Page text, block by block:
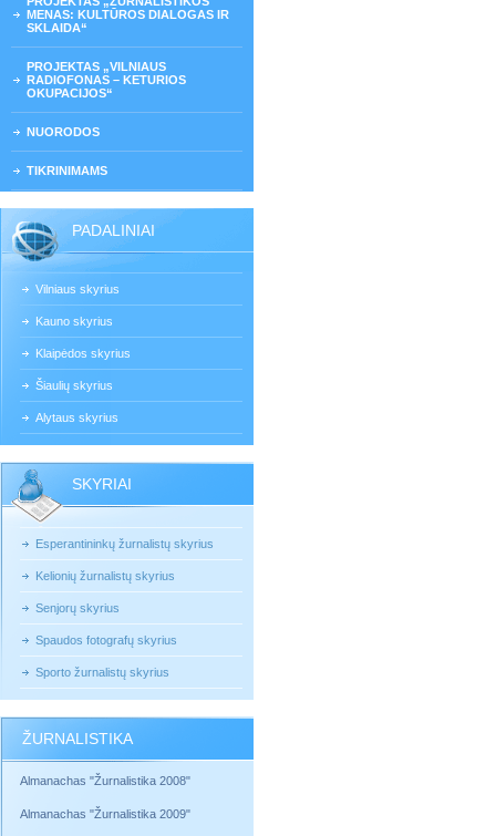
MENAS: KULTŪROS DIALOGAS IR
SKLAIDA“
PROJEKTAS „VILNIAUS
RADIOFONAS – KETURIOS
OKUPACIJOS“
NUORODOS
TIKRINIMAMS
PADALINIAI
Vilniaus skyrius
Kauno skyrius
Klaipėdos skyrius
Šiaulių skyrius
Alytaus skyrius
SKYRIAI
Esperantininkų žurnalistų skyrius
Kelionių žurnalistų skyrius
Senjorų skyrius
Spaudos fotografų skyrius
Sporto žurnalistų skyrius
ŽURNALISTIKA
Almanachas "Žurnalistika 2008"
Almanachas "Žurnalistika 2009"